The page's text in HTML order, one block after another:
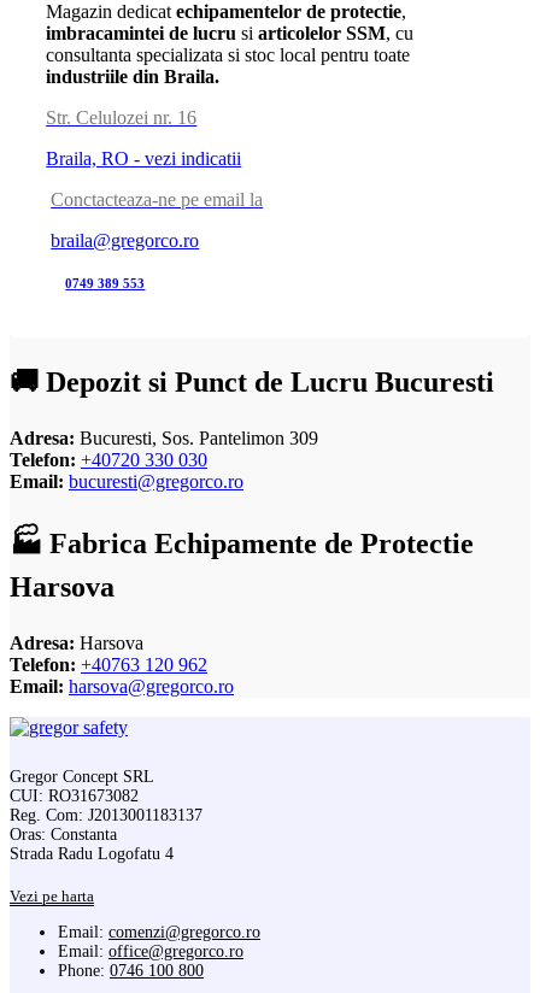
Magazin dedicatechipamentelor de protectie,
imbracamintei de lucru siarticolelor SSM, cu
consultanta specializata si stoc local pentru toate
industriile din Braila.
Str. Celulozei nr. 16
Braila, RO - vezi indicatii
Conctacteaza-ne pe email la
braila@gregorco.ro
0749 389 553
🚚 Depozit si Punct de Lucru Bucuresti
Adresa: Bucuresti, Sos. Pantelimon 309
Telefon: +40720 330 030
Email: bucuresti@gregorco.ro
🏭 Fabrica Echipamente de Protectie
Harsova
Adresa: Harsova
Telefon: +40763 120 962
Email: harsova@gregorco.ro
Gregor Concept SRL
CUI: RO31673082
Reg. Com: J2013001183137
Oras: Constanta
Strada Radu Logofatu 4
Vezi pe harta
Email: comenzi@gregorco.ro
Email: office@gregorco.ro
Phone: 0746 100 800